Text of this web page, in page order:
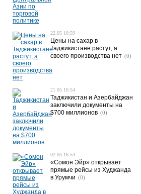
22.05 10:59
Цены на сахар в
Таджикистане растут, а
своего производства нет (0)
21.05 16:54
Таджикистан и Азербайджан
заключили документы на
$700 миллионов (0)
02.05 16:54
«Сомон Эйр» открывает
прямые рейсы из Худжанда
в Урумчи (0)